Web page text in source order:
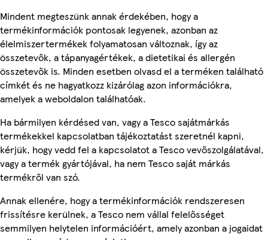
Mindent megteszünk annak érdekében, hogy a
termékinformációk pontosak legyenek, azonban az
élelmiszertermékek folyamatosan változnak, így az
összetevők, a tápanyagértékek, a dietetikai és allergén
összetevők is. Minden esetben olvasd el a terméken található
címkét és ne hagyatkozz kizárólag azon információkra,
amelyek a weboldalon találhatóak.
Ha bármilyen kérdésed van, vagy a Tesco sajátmárkás
termékekkel kapcsolatban tájékoztatást szeretnél kapni,
kérjük, hogy vedd fel a kapcsolatot a Tesco vevőszolgálatával,
vagy a termék gyártójával, ha nem Tesco saját márkás
termékről van szó.
Annak ellenére, hogy a termékinformációk rendszeresen
frissítésre kerülnek, a Tesco nem vállal felelősséget
semmilyen helytelen információért, amely azonban a jogaidat